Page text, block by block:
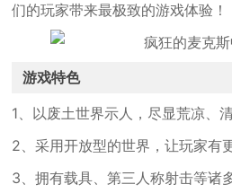
们的玩家带来最极致的游戏体验！
游戏特色
1、以废土世界示人，尽显荒凉、
2、采用开放型的世界，让玩家有
3、拥有载具、第三人称射击等诸